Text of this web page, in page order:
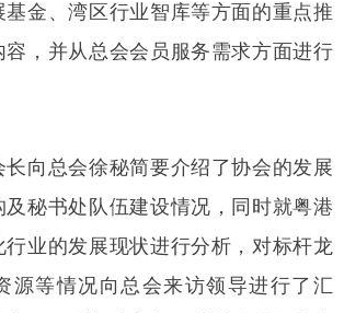
金、湾区行业智库等方面的重点推
容，并从总会会员服务需求方面进行
长向总会徐秘简要介绍了协会的发展
秘书处队伍建设情况，同时就粤港
行业的发展现状进行分析，对标杆龙
源等情况向总会来访领导进行了汇